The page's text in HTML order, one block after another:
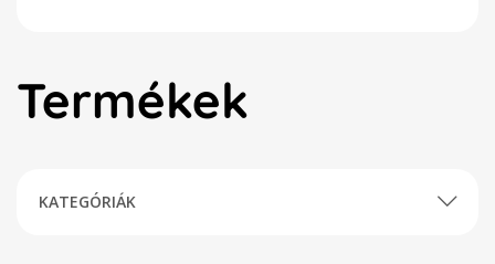
Termékek
KATEGÓRIÁK